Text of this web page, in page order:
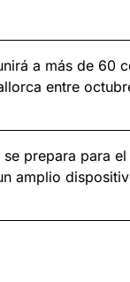
a más de 60
entre
se prepara para
amplio